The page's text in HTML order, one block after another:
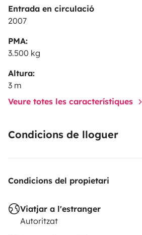
Entrada en circulació
2007
PMA:
3.500 kg
Altura:
3 m
Veure totes les característiques
Condicions de lloguer
Condicions del propietari
Viatjar a l'estranger
Autoritzat